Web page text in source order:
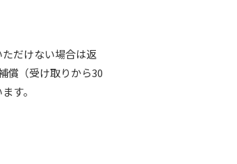
だけない場合は返
償（受け取りから30
す。